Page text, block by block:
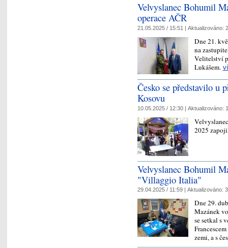
Velvyslanec Bohumil
operace AČR
21.05.2025 / 15:51 | Aktualizováno:
Dne 21.
na
Velitelství
Lukášem.
Česko se představilo u
Kosovu
10.05.2025 / 12:30 | Aktualizováno:
2025
Velvyslanec Bohumil
"Villaggio Italia"
29.04.2025 / 11:59 | Aktualizováno:
Dne 29.
Mazánek
se setkal s
zemi, a s